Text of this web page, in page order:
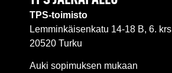
TPS-toimisto
Lemminkäisenkatu 14-18 B, 6. krs
20520 Turku
Auki sopimuksen mukaan